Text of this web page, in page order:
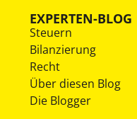
EXPERTEN-BLOG
Steuern
Bilanzierung
Recht
Über diesen Blog
Die Blogger